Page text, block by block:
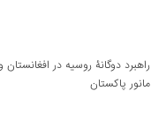
راهبرد دوگانۀ روسیه در
مانور پاکستان